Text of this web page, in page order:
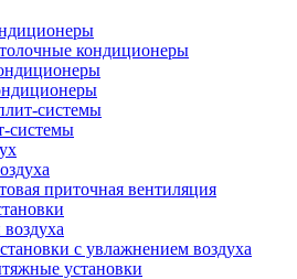
кондиционеры
системы
системы
приточная вентиляция
с увлажнением воздуха
установки